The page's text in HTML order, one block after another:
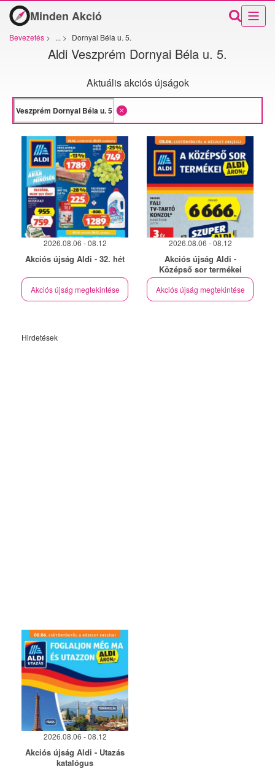
Minden Akció
Bevezetés > ... > Dornyai Béla u. 5.
Aldi Veszprém Dornyai Béla u. 5.
Aktuális akciós újságok
2026.08.06 - 08.12
Akciós újság Aldi - 32. hét
Akciós újság megtekintése
2026.08.06 - 08.12
Akciós újság Aldi -
Középső sor termékei
Akciós újság megtekintése
Hirdetések
2026.08.06 - 08.12
Akciós újság Aldi - Utazás
katalógus